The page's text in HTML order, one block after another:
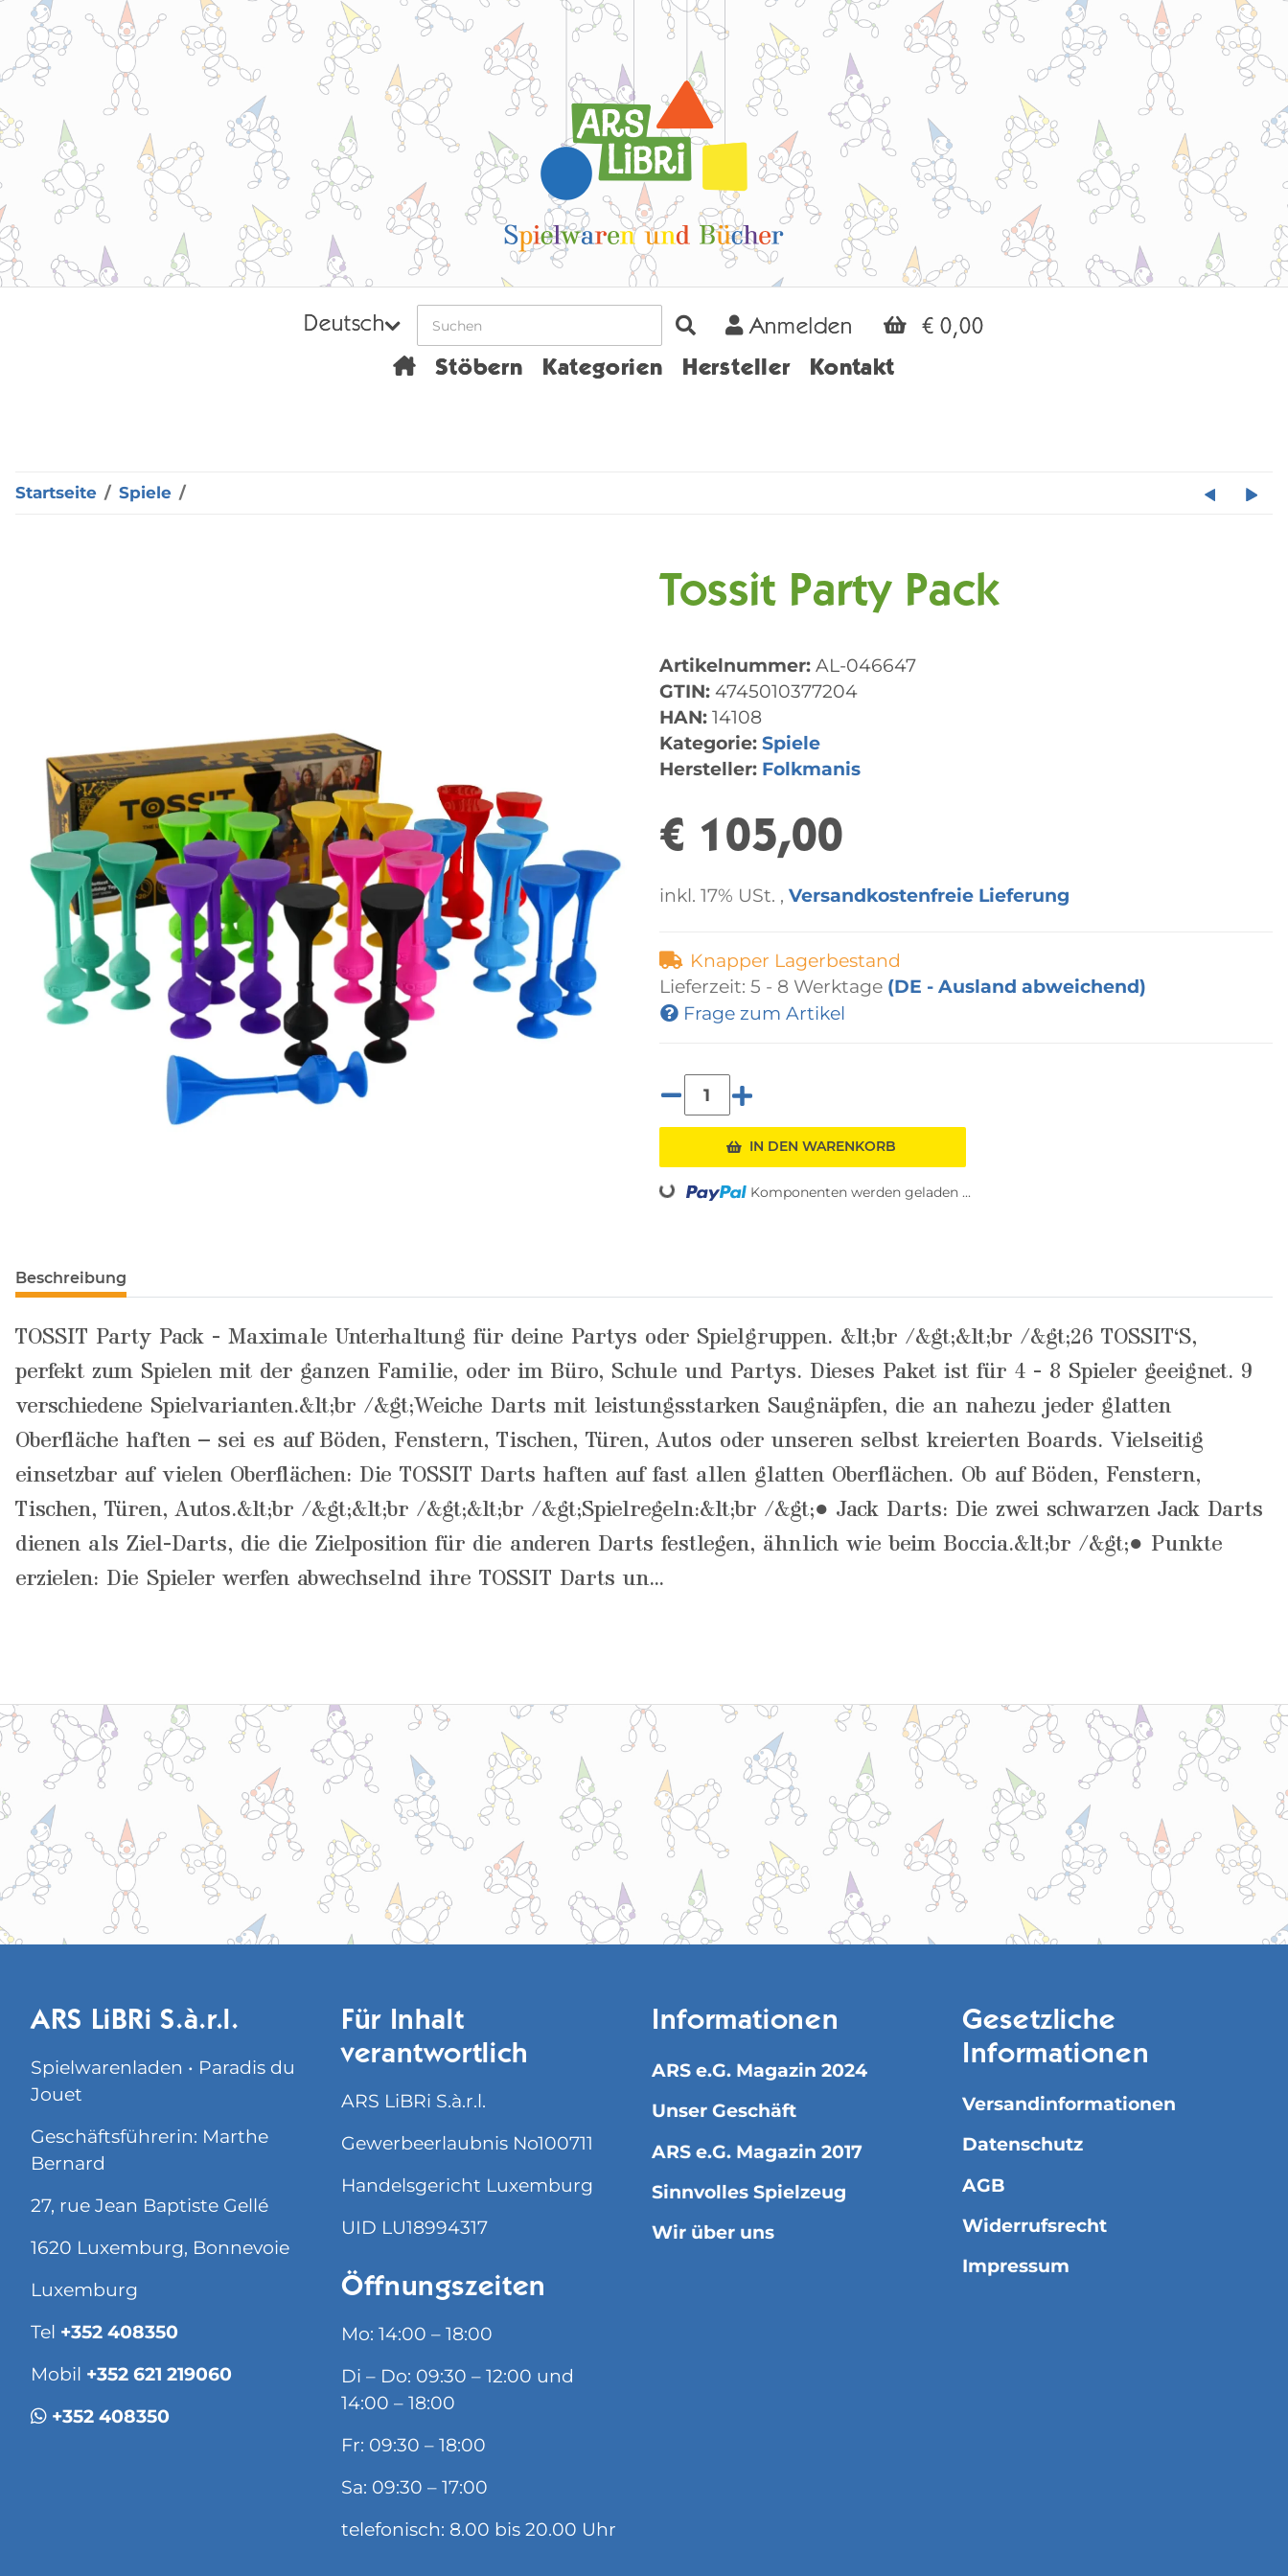
Deutsch
Home
Stöbern Kategorien Hersteller Kontakt
Anmelden € 0,00
Startseite Spiele
Tossit Party Pack
Artikelnummer: AL-046647
GTIN: 4745010377204
HAN: 14108
Kategorie: Spiele
Hersteller: Folkmanis
€ 105,00
inkl. 17% USt. , Versandkostenfreie Lieferung
Knapper Lagerbestand
Lieferzeit: 5 - 8 Werktage (DE - Ausland abweichend)
Frage zum Artikel
IN DEN WARENKORB
Loading... Komponenten werden geladen ...
Beschreibung
TOSSIT Party Pack - Maximale Unterhaltung für deine Partys oder Spielgruppen. &lt;br /&gt;&lt;br /&gt;26 TOSSIT‘S,
perfekt zum Spielen mit der ganzen Familie, oder im Büro, Schule und Partys. Dieses Paket ist für 4 - 8 Spieler geeignet. 9
verschiedene Spielvarianten.&lt;br /&gt;Weiche Darts mit leistungsstarken Saugnäpfen, die an nahezu jeder glatten
Oberfläche haften – sei es auf Böden, Fenstern, Tischen, Türen, Autos oder unseren selbst kreierten Boards. Vielseitig
einsetzbar auf vielen Oberflächen: Die TOSSIT Darts haften auf fast allen glatten Oberflächen. Ob auf Böden, Fenstern,
Tischen, Türen, Autos.&lt;br /&gt;&lt;br /&gt;&lt;br /&gt;Spielregeln:&lt;br /&gt;● Jack Darts: Die zwei schwarzen Jack Darts
dienen als Ziel-Darts, die die Zielposition für die anderen Darts festlegen, ähnlich wie beim Boccia.&lt;br /&gt;● Punkte
erzielen: Die Spieler werfen abwechselnd ihre TOSSIT Darts un...
ARS LiBRi S.à.r.l.
Spielwarenladen • Paradis du
Jouet
Geschäftsführerin: Marthe
Bernard
27, rue Jean Baptiste Gellé
1620 Luxemburg, Bonnevoie
Luxemburg
Tel +352 408350
Mobil +352 621 219060
+352 408350
Für Inhalt
verantwortlich
ARS LiBRi S.à.r.l.
Gewerbeerlaubnis No100711
Handelsgericht Luxemburg
UID LU18994317
Öffnungszeiten
Mo: 14:00 – 18:00
Di – Do: 09:30 – 12:00 und
14:00 – 18:00
Fr: 09:30 – 18:00
Sa: 09:30 – 17:00
telefonisch: 8.00 bis 20.00 Uhr
Informationen
ARS e.G. Magazin 2024
Unser Geschäft
ARS e.G. Magazin 2017
Sinnvolles Spielzeug
Wir über uns
Gesetzliche
Informationen
Versandinformationen
Datenschutz
AGB
Widerrufsrecht
Impressum